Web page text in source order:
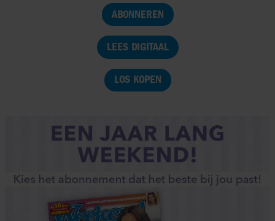
ABONNEREN
LEES DIGITAAL
LOS KOPEN